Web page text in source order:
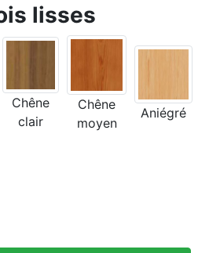
lisses
Chêne
clair
Chêne
moyen
Aniégré